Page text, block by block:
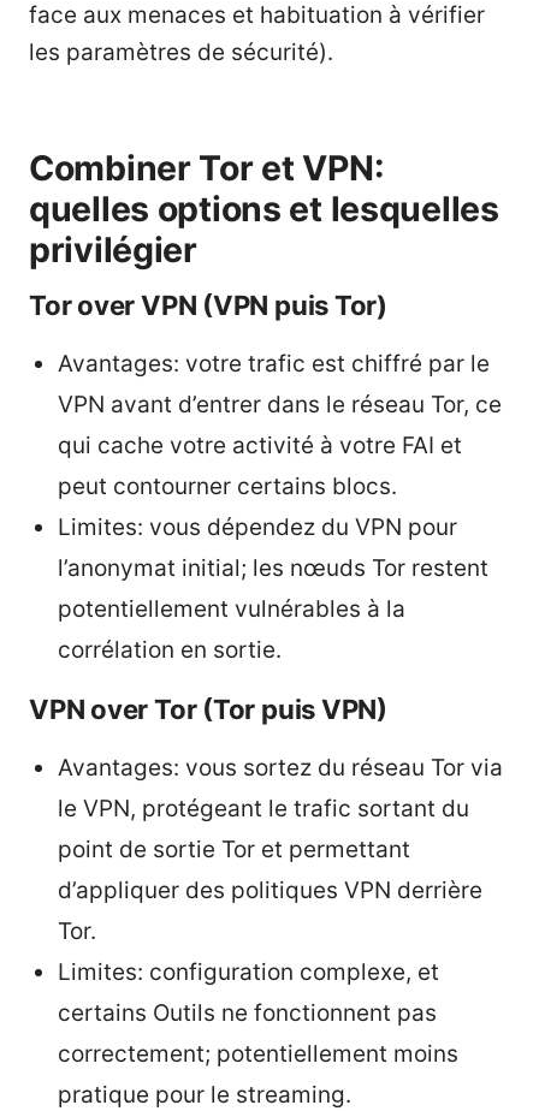
face aux menaces et habituation à vérifier
les paramètres de sécurité).
Combiner Tor et VPN:
quelles options et lesquelles
privilégier
Tor over VPN (VPN puis Tor)
Avantages: votre trafic est chiffré par le
VPN avant d’entrer dans le réseau Tor, ce
qui cache votre activité à votre FAI et
peut contourner certains blocs.
Limites: vous dépendez du VPN pour
l’anonymat initial; les nœuds Tor restent
potentiellement vulnérables à la
corrélation en sortie.
VPN over Tor (Tor puis VPN)
Avantages: vous sortez du réseau Tor via
le VPN, protégeant le trafic sortant du
point de sortie Tor et permettant
d’appliquer des politiques VPN derrière
Tor.
Limites: configuration complexe, et
certains Outils ne fonctionnent pas
correctement; potentiellement moins
pratique pour le streaming.